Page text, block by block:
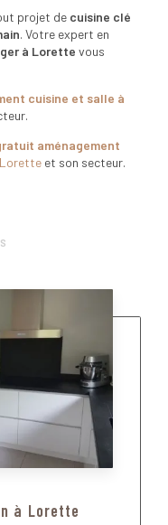
projet de cuisine clé
. Votre expert en
à Lorette vous
cuisine et salle à
aménagement
et son secteur.
à Lorette